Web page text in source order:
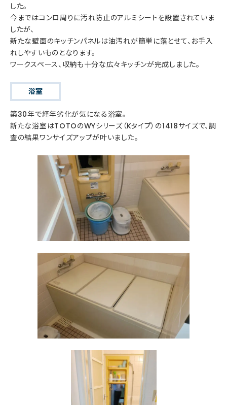
した。
今まではコンロ周りに汚れ防止のアルミシートを設置されていま
したが、
新たな壁面のキッチンパネルは油汚れが簡単に落とせて、お手入
れしやすいものとなります。
ワークスペース、収納も十分な広々キッチンが完成しました。
浴室
築30年で経年劣化が気になる浴室。
新たな浴室はTOTOのWYシリーズ（Kタイプ）の1418サイズで、調
査の結果ワンサイズアップが叶いました。